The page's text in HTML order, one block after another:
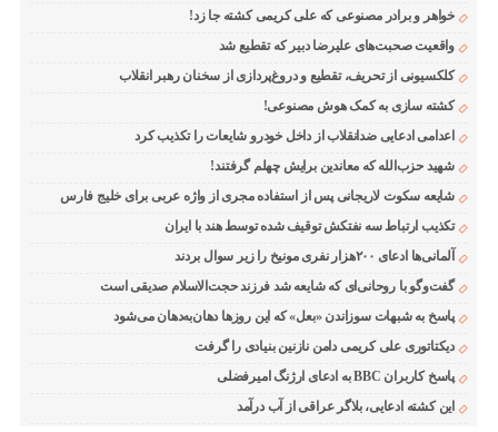
خواهر و برادر مصنوعی که علی کریمی کشته جا زد!
واقعیت صحبت‌های علیرضا دبیر که تقطیع شد
کلکسیونی از تحریف، تقطیع و دروغ‌پردازی از سخنان رهبر انقلاب
کشته سازی به کمک هوش مصنوعی!
اعدامی ادعایی ضدانقلاب از داخل خودرو شایعات را تکذیب کرد
شهید حزب‌الله که معاندین برایش چهلم گرفتند!
شایعه سکوت لاریجانی پس از استفاده مجری از واژه عربی برای خلیج فارس
تکذیب ارتباط سه نفتکش توقیف شده توسط هند با ایران
آلمانی‌ها ادعای ۲۰۰هزار نفری مونیخ را زیر سوال بردند
گفت‌وگو با روحانی‌ای که شایعه شد فرزند حجت‌الاسلام صدیقی است
پاسخ به شبهات سوزاندن «بعل» که این روزها دهان‌به‌دهان می‌شود
دیکتاتوری علی کریمی دامن نازنین بنیادی را گرفت
پاسخ کاربران BBC به ادعای ارژنگ امیرفضلی
این کشته ادعایی، بلاگر عراقی از آب درآمد